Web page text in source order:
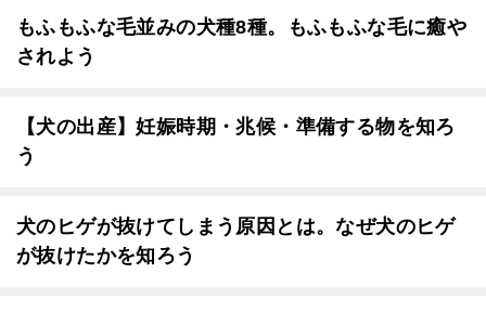
もふもふな毛並みの犬種8種。もふもふな毛に癒や
されよう
【犬の出産】妊娠時期・兆候・準備する物を知ろ
う
犬のヒゲが抜けてしまう原因とは。なぜ犬のヒゲ
が抜けたかを知ろう